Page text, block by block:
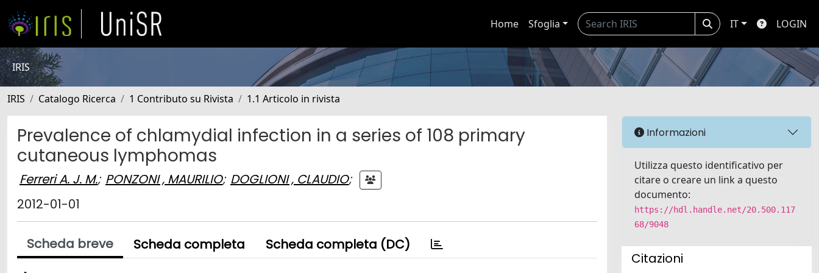
Home Sfoglia IT LOGIN
IRIS
IRIS Catalogo Ricerca 1 Contributo su Rivista 1.1 Articolo in rivista
Prevalence of chlamydial infection in a series of 108 primary
cutaneous lymphomas
Ferreri A. J. M.; PONZONI , MAURILIO; DOGLIONI , CLAUDIO;
2012-01-01
Scheda breve Scheda completa Scheda completa (DC)
Informazioni
Utilizza questo identificativo per
citare o creare un link a questo
documento:
https://hdl.handle.net/20.500.117
68/9048
Citazioni